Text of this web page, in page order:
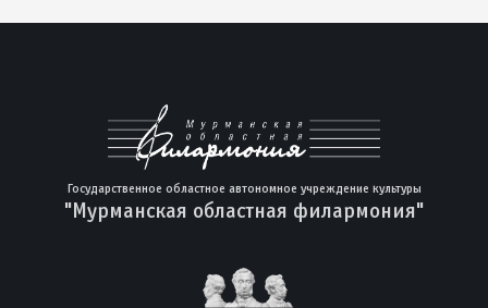
Государственное областное автономное учреждение культуры
"Мурманская областная филармония"